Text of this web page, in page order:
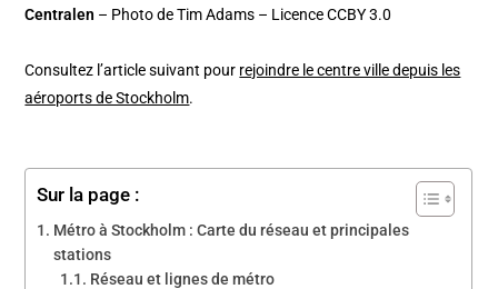
Centralen – Photo de Tim Adams – Licence CCBY 3.0
Consultez l’article suivant pour rejoindre le centre ville depuis les
aéroports de Stockholm.
Sur la page :
Métro à Stockholm : Carte du réseau et principales
stations
Réseau et lignes de métro